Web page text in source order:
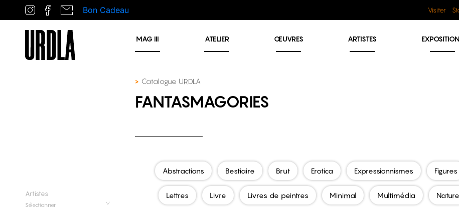
Bon Cadeau Visiter
MAG III ATELIER ŒUVRES ARTISTES
Catalogue URDLA
FANTASMAGORIES
Abstractions Bestiaire Brut Erotica Expressionnismes Figures
Lettres Livre Livres de peintres Minimal Multimédia Nature
Artistes